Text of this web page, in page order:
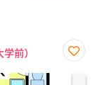
前）
に入